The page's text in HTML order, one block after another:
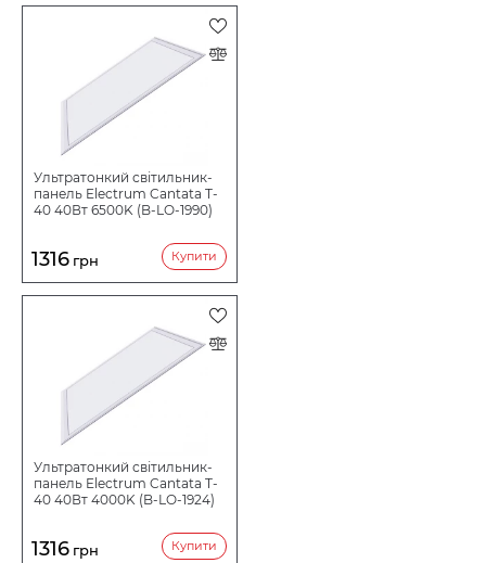
Ультратонкий світильник-
панель Electrum Cantata T-
40 40Вт 6500K (B-LO-1990)
1316 грн Купити
Ультратонкий світильник-
панель Electrum Cantata T-
40 40Вт 4000K (B-LO-1924)
1316 грн Купити
СТУПІНЬ ПИЛЕВОЛОГОЗАХИСТУ
СВІТЛОВИЙ ПОТІК LM
НАПРУГА В